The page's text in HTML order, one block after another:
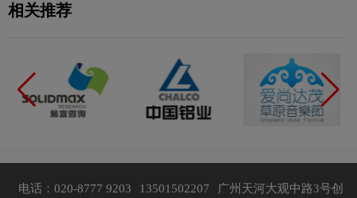
相关推荐
电话：020-8777 9203 13501502207 广州天河大观中路3号创